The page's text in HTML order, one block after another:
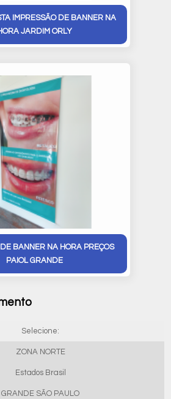
IMPRESSÃO DE BANNER NA
JARDIM ORLY
DE BANNER NA HORA PREÇOS
PAIOL GRANDE
Selecione:
ZONA NORTE
Estados Brasil
GRANDE SÃO PAULO